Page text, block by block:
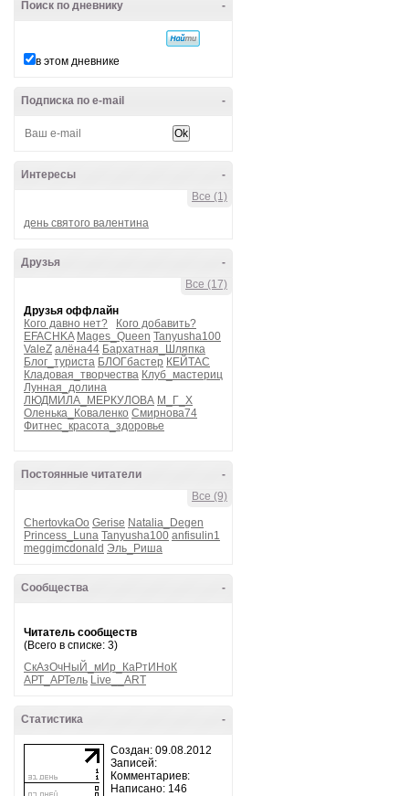
-
Поиск по дневнику
в этом дневнике
-
Подписка по e-mail
-
Интересы
Все (1)
день святого валентина
-
Друзья
Все (17)
Друзья оффлайн
Кого давно нет?
Кого добавить?
EFACHKA Mages_Queen Tanyusha100
ValeZ алёна44 Бархатная_Шляпка
Блог_туриста БЛОГбастер КЕЙТАС
Кладовая_творчества Клуб_мастериц
Лунная_долина
ЛЮДМИЛА_МЕРКУЛОВА М_Г_Х
Оленька_Коваленко Смирнова74
Фитнес_красота_здоровье
-
Постоянные читатели
Все (9)
ChertovkaOo Gerise Natalia_Degen
Princess_Luna Tanyusha100 anfisulin1
meggimcdonald Эль_Риша
-
Сообщества
Читатель сообществ
(Всего в списке: 3)
СкАзОчНыЙ_мИр_КаРтИНоК
АРТ_АРТель Live__ART
-
Статистика
Создан: 09.08.2012
Записей:
Комментариев:
Написано: 146